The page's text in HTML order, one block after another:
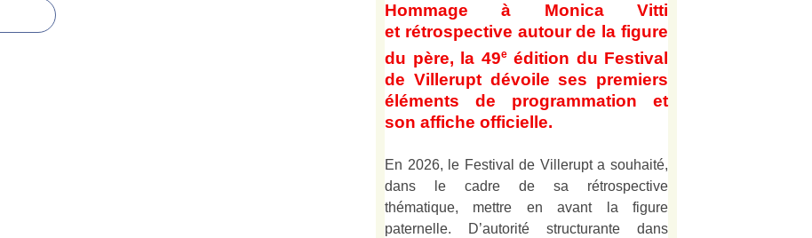
Hommage à Monica Vitti
et rétrospective autour de la figure
du père, la 49e édition du Festival
de Villerupt dévoile ses premiers
éléments de programmation et
son affiche officielle.
En 2026, le Festival de Villerupt a souhaité,
dans le cadre de sa rétrospective
thématique, mettre en avant la figure
paternelle. D’autorité structurante dans